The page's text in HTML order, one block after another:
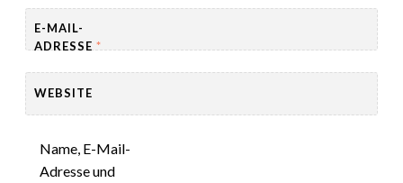
E-MAIL-
ADRESSE *
WEBSITE
Name, E-Mail-
Adresse und